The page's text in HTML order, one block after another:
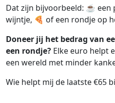
Dat zijn bijvoorbeeld: ☕
wijntje, 🍕 of een rondje op
Doneer jij het bedrag van
een rondje? Elke euro helpt
een wereld met minder
Wie helpt mij de laatste €65